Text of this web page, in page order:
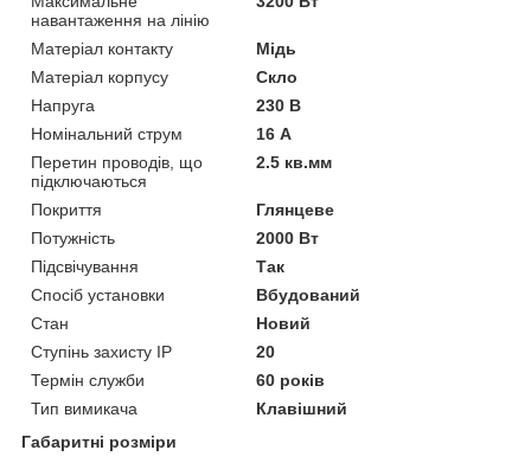
навантаження на лінію
Матеріал контакту
Мідь
Матеріал корпусу
Скло
Напруга
230 В
Номінальний струм
16 А
Перетин проводів, що
підключаються
2.5 кв.мм
Покриття
Глянцеве
Потужність
2000 Вт
Підсвічування
Так
Спосіб установки
Вбудований
Стан
Новий
Ступінь захисту IP
20
Термін служби
60 років
Тип вимикача
Клавішний
Габаритні розміри